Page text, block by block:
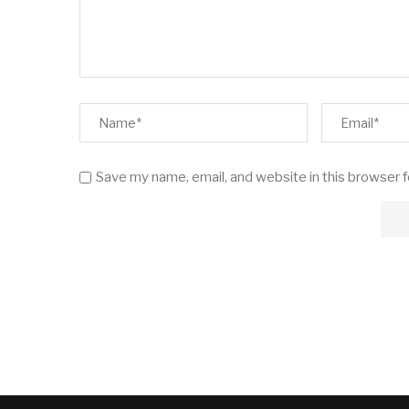
Save my name, email, and website in this